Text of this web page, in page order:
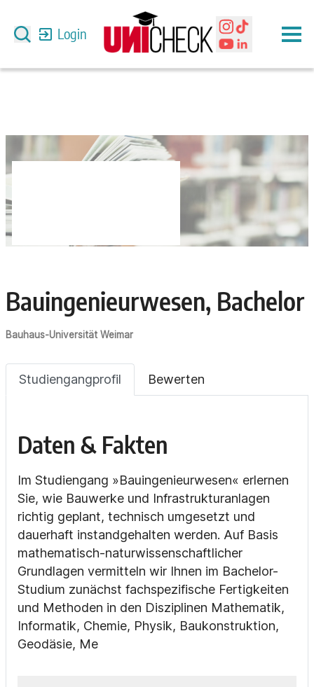
Login
Bauingenieurwesen, Bachelor
Bauhaus-Universität Weimar
Studiengangprofil Bewerten
Daten & Fakten
Im Studiengang »Bauingenieurwesen« erlernen
Sie, wie Bauwerke und Infrastrukturanlagen
richtig geplant, technisch umgesetzt und
dauerhaft instandgehalten werden. Auf Basis
mathematisch-naturwissenschaftlicher
Grundlagen vermitteln wir Ihnen im Bachelor-
Studium zunächst fachspezifische Fertigkeiten
und Methoden in den Disziplinen Mathematik,
Informatik, Chemie, Physik, Baukonstruktion,
Geodäsie, Me